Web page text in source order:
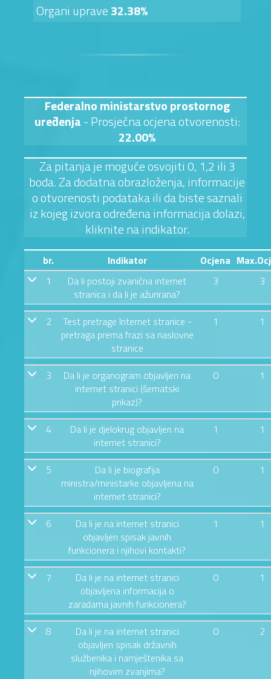
Organi uprave32.38%
Federalno ministarstvo prostornog
uređenja- Prosječna ocjena otvorenosti:
22.00%
Za pitanja je moguće osvojiti 0, 1,2 ili 3
boda. Za dodatna obrazloženja, informacije
o otvorenosti podataka ili da biste saznali
iz kojeg izvora određena informacija dolazi,
kliknite na indikator.
br. Indikator Ocjena
1
Da li postoji zvanična internet
stranica i da li je ažurirana?
3 3
2
Test pretrage Internet stranice -
pretraga prema frazi sa naslovne
stranice
1 1
3
Da li je organogram objavljen na
internet stranici (šematski
prikaz)?
0 1
4
Da li je djelokrug objavljen na
internet stranici?
1 1
5
Da li je biografija
ministra/ministarke objavljena na
internet stranici?
0 1
6
Da li je na internet stranici
objavljen spisak javnih
funkcionera i njihovi kontakti?
1 1
7
Da li je na internet stranici
objavljena informacija o
zaradama javnih funkcionera?
0 1
8
Da li je na internet stranici
objavljen spisak državnih
službenika i namještenika sa
njihovim zvanjima?
0 2